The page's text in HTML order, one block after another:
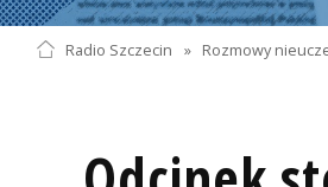
Radio Szczecin » Rozmowy